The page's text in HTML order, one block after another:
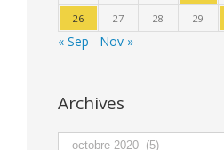
26
27 28 29
« Sep Nov »
Archives
Archives